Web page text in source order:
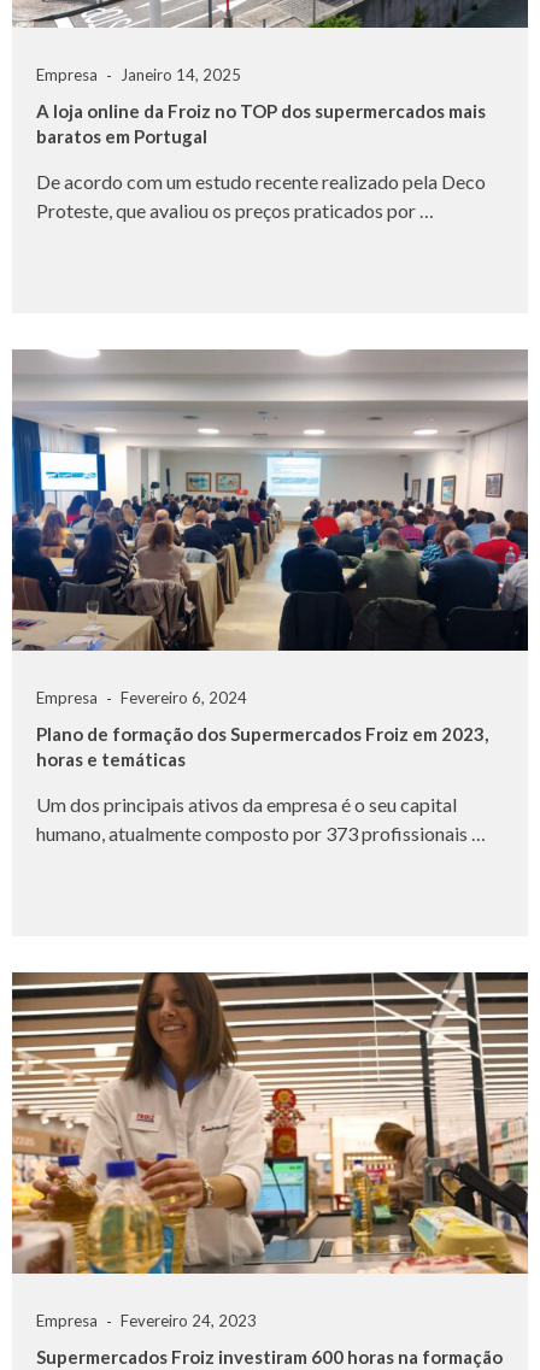
Empresa Janeiro 14, 2025
A loja online da Froiz no TOP dos supermercados mais
baratos em Portugal
De acordo com um estudo recente realizado pela Deco
Proteste, que avaliou os preços praticados por …
Empresa Fevereiro 6, 2024
Plano de formação dos Supermercados Froiz em 2023,
horas e temáticas
Um dos principais ativos da empresa é o seu capital
humano, atualmente composto por 373 profissionais …
Empresa Fevereiro 24, 2023
Supermercados Froiz investiram 600 horas na formação